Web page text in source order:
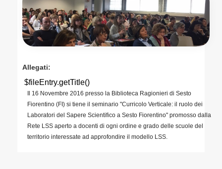
Allegati:
$fileEntry.getTitle()
Il 16 Novembre 2016 presso la Biblioteca Ragionieri di Sesto
Fiorentino (FI) si tiene il seminario "Curricolo Verticale: il ruolo dei
Laboratori del Sapere Scientifico a Sesto Fiorentino" promosso dalla
Rete LSS aperto a docenti di ogni ordine e grado delle scuole del
territorio interessate ad approfondire il modello LSS.